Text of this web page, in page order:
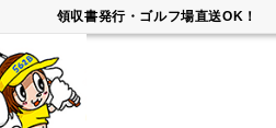
領収書発行・ゴルフ場直送OK！